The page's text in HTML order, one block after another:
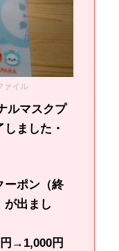
ァイル
ルマスクプ
ました・
ーポン（終
が出まし
→1,000円